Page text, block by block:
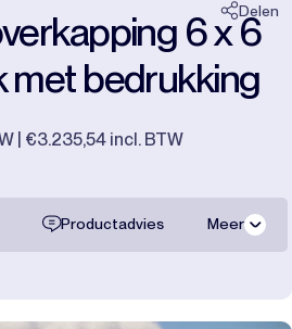
Delen
6 x 6
met bedrukking
| €3.235,54 incl. BTW
Productadvies Meer
Transportkosten